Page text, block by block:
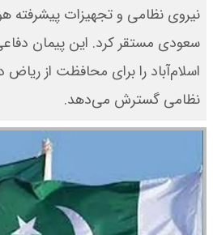
نیروی نظامی و تجهیزات پیشرفته
سعودی مستقر کرد. این پیمان
اسلام‌آباد را برای محافظت از ریاض
نظامی گسترش می‌دهد.